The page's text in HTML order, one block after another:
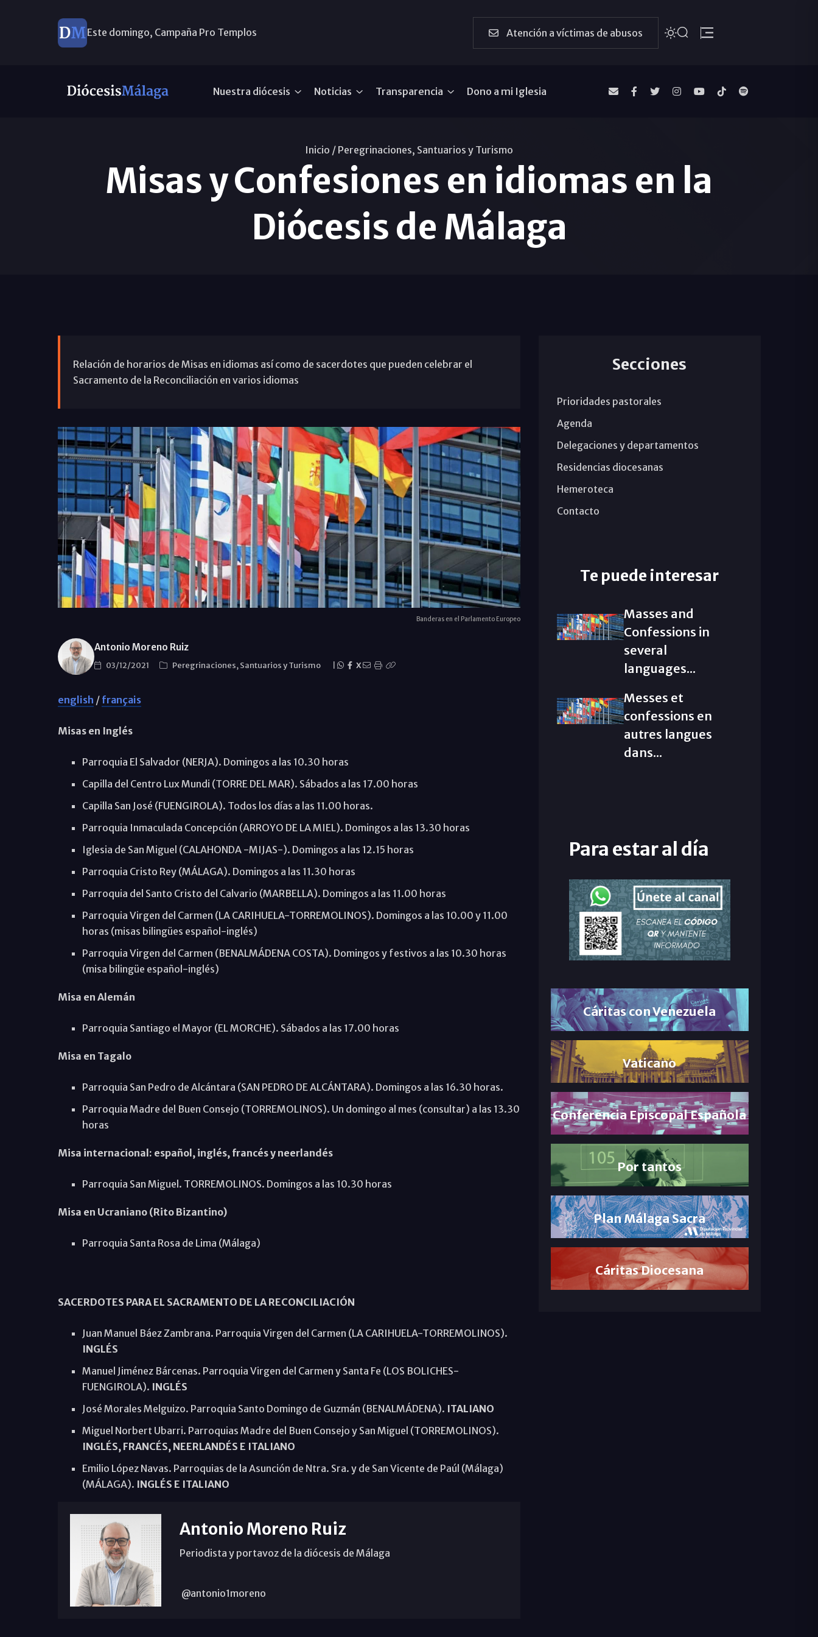
Este domingo, Campaña Pro Templos Atención a víctimas de abusos
Nuestra diócesis Noticias Transparencia Dono a mi Iglesia
Inicio / Peregrinaciones, Santuarios y Turismo
Misas y Confesiones en idiomas en la
Diócesis de Málaga
Relación de horarios de Misas en idiomas así como de sacerdotes que pueden celebrar el
Sacramento de la Reconciliación en varios idiomas
Banderas en el Parlamento Europeo
Antonio Moreno Ruiz
03/12/2021 Peregrinaciones, Santuarios y Turismo X
english / français
Misas en Inglés
Parroquia El Salvador (NERJA). Domingos a las 10.30 horas
Capilla del Centro Lux Mundi (TORRE DEL MAR). Sábados a las 17.00 horas
Capilla San José (FUENGIROLA). Todos los días a las 11.00 horas.
Parroquia Inmaculada Concepción (ARROYO DE LA MIEL). Domingos a las 13.30 horas
Iglesia de San Miguel (CALAHONDA -MIJAS-). Domingos a las 12.15 horas
Parroquia Cristo Rey (MÁLAGA). Domingos a las 11.30 horas
Parroquia del Santo Cristo del Calvario (MARBELLA). Domingos a las 11.00 horas
Parroquia Virgen del Carmen (LA CARIHUELA-TORREMOLINOS). Domingos a las 10.00 y 11.00
horas (misas bilingües español-inglés)
Parroquia Virgen del Carmen (BENALMÁDENA COSTA). Domingos y festivos a las 10.30 horas
(misa bilingüe español-inglés)
Misa en Alemán
Parroquia Santiago el Mayor (EL MORCHE). Sábados a las 17.00 horas
Misa en Tagalo
Parroquia San Pedro de Alcántara (SAN PEDRO DE ALCÁNTARA). Domingos a las 16.30 horas.
Parroquia Madre del Buen Consejo (TORREMOLINOS). Un domingo al mes (consultar) a las 13.30
horas
Misa internacional: español, inglés, francés y neerlandés
Parroquia San Miguel. TORREMOLINOS. Domingos a las 10.30 horas
Misa en Ucraniano (Rito Bizantino)
Parroquia Santa Rosa de Lima (Málaga)
SACERDOTES PARA EL SACRAMENTO DE LA RECONCILIACIÓN
Juan Manuel Báez Zambrana. Parroquia Virgen del Carmen (LA CARIHUELA-TORREMOLINOS).
INGLÉS
Manuel Jiménez Bárcenas. Parroquia Virgen del Carmen y Santa Fe (LOS BOLICHES-
FUENGIROLA). INGLÉS
José Morales Melguizo. Parroquia Santo Domingo de Guzmán (BENALMÁDENA). ITALIANO
Miguel Norbert Ubarri. Parroquias Madre del Buen Consejo y San Miguel (TORREMOLINOS).
INGLÉS, FRANCÉS, NEERLANDÉS E ITALIANO
Emilio López Navas. Parroquias de la Asunción de Ntra. Sra. y de San Vicente de Paúl (Málaga)
(MÁLAGA). INGLÉS E ITALIANO
Antonio Moreno Ruiz
Periodista y portavoz de la diócesis de Málaga
@antonio1moreno
Secciones
Prioridades pastorales
Agenda
Delegaciones y departamentos
Residencias diocesanas
Hemeroteca
Contacto
Te puede interesar
Masses and
Confessions in
several
languages...
Messes et
confessions en
autres langues
dans...
Para estar al día
Cáritas con Venezuela
Vaticano
Conferencia Episcopal Española
Por tantos
Plan Málaga Sacra
Cáritas Diocesana